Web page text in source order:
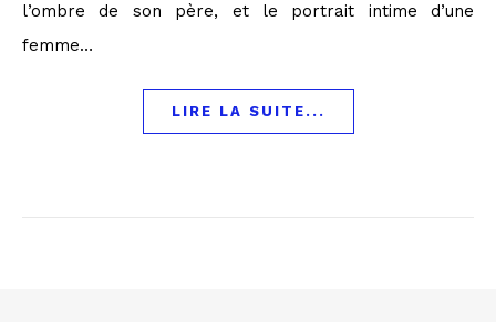
l’ombre de son père, et le portrait intime d’une
femme…
LIRE LA SUITE...